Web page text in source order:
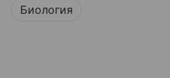
Биология